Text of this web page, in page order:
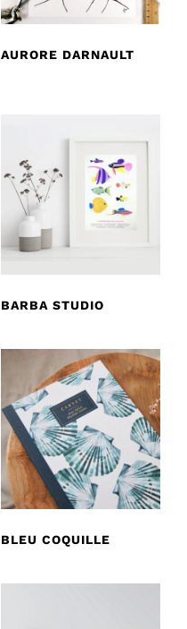
AURORE DARNAULT
BARBA STUDIO
BLEU COQUILLE